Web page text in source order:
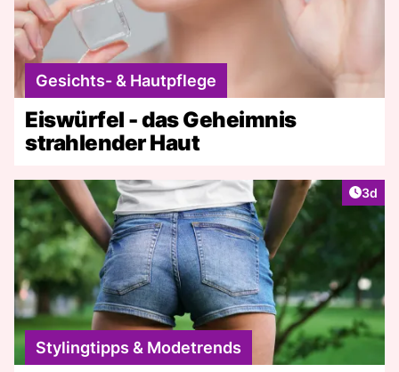
Gesichts- & Hautpflege
Eiswürfel - das Geheimnis
strahlender Haut
3d
Stylingtipps & Modetrends